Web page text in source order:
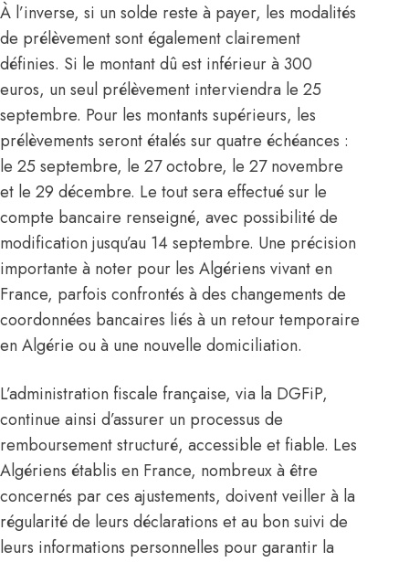
À l’inverse, si un solde reste à payer, les modalités
de prélèvement sont également clairement
définies. Si le montant dû est inférieur à 300
euros, un seul prélèvement interviendra le 25
septembre. Pour les montants supérieurs, les
prélèvements seront étalés sur quatre échéances :
le 25 septembre, le 27 octobre, le 27 novembre
et le 29 décembre. Le tout sera effectué sur le
compte bancaire renseigné, avec possibilité de
modification jusqu’au 14 septembre. Une précision
importante à noter pour les Algériens vivant en
France, parfois confrontés à des changements de
coordonnées bancaires liés à un retour temporaire
en Algérie ou à une nouvelle domiciliation.
L’administration fiscale française, via la DGFiP,
continue ainsi d’assurer un processus de
remboursement structuré, accessible et fiable. Les
Algériens établis en France, nombreux à être
concernés par ces ajustements, doivent veiller à la
régularité de leurs déclarations et au bon suivi de
leurs informations personnelles pour garantir la